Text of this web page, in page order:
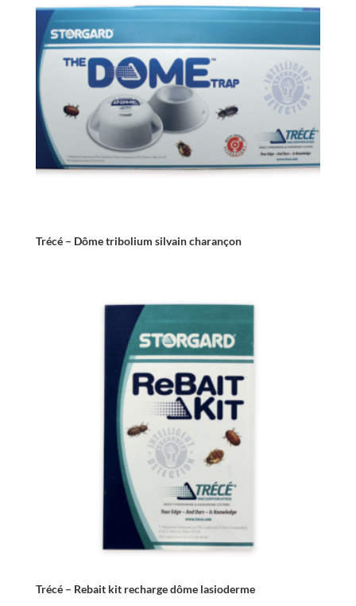
Trécé – Dôme tribolium silvain charançon
Trécé – Rebait kit recharge dôme lasioderme